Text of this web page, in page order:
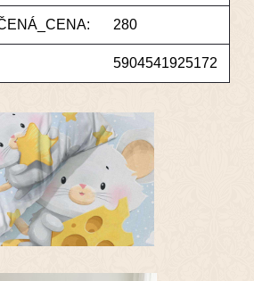
280
5904541925172